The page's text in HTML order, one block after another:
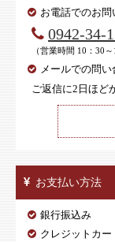
お電話でのお問
0942-34-
（営業時間 10：30～
メールでの問い
ご返信に2日ほど
お支払い方法
銀行振込み
クレジットカー